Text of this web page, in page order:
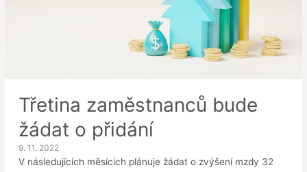
Třetina zaměstnanců bude
žádat o přidání
9. 11. 2022
V následujících měsících plánuje žádat o zvýšení mzdy 32